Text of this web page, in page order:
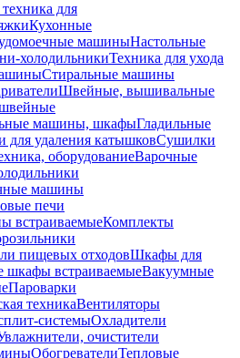
для
Кухонные
машиныНастольные
холодильникиТехника для ухода
Стиральные машины
Швейные, вышивальные
машины, шкафыГладильные
удаления катышковСушилки
оборудованиеВарочные
машины
печи
встраиваемыеКомплекты
пищевых отходовШкафы для
шкафы встраиваемыеВакуумные
Пароварки
техникаВентиляторы
системыОхладители
очистители
ОбогревателиТепловые